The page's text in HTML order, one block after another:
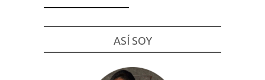
ASÍ SOY
Estadísticas
cookies no